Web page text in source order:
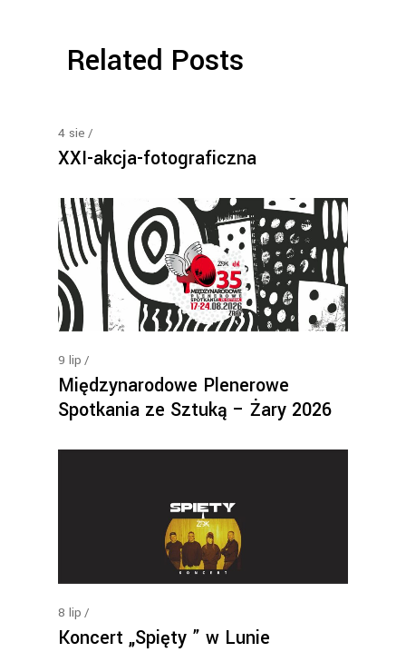
Related Posts
4 sie
XXI-akcja-fotograficzna
9 lip
Międzynarodowe Plenerowe
Spotkania ze Sztuką – Żary 2026
8 lip
Koncert „Spięty ” w Lunie